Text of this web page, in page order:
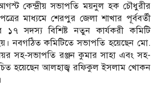
কেন্দ্রীয় সভাপতি ময়নুল হক চৌধুরীর
মাধ্যমে শেরপুর জেলা শাখার পূর্ববর্তী
১৭ সদস্য বিশিষ্ট নতুন কার্যকরী কমিটি
নবগঠিত কমিটিতে সভাপতি হয়েছেন মো.
সহ-সভাপতি রঞ্জন কুমার সাহা এবং সহ-
হয়েছেন আলহাজ্ব রফিকুল ইসলাম খোকন